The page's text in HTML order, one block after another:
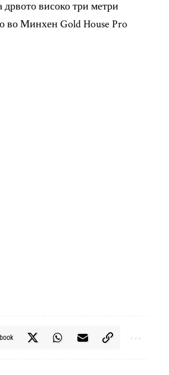
дрвото високо три метри
во Минхен Gold House Pro